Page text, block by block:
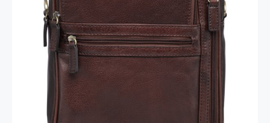
Grand sac unisex Arizona